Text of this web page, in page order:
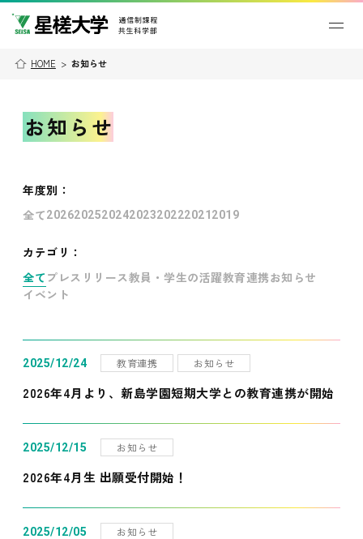
HOME > お知らせ
お知らせ
年度別 ：
全て202620252024202320222021 2019
カテゴリ：
全て プレスリリース教員・学生の活躍教育連携お知らせ
イベント
2025/12/24 教育連携 お知らせ
2026年4月より、新島学園短期大学との教育連携が開始
2025/12/15 お知らせ
2026年4月生 出願受付開始！
2025/12/05 お知らせ